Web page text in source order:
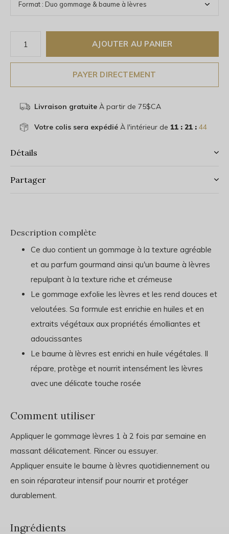
AJOUTER AU PANIER
PAYER DIRECTEMENT
Livraison gratuiteÀ partir de 75$CA
Votre colis sera expédiéÀ l'intérieur de 11 : 21 : 44
Détails
Partager
Description complète
Ce duo contient un gommage à la texture agréable
et au parfum gourmand ainsi qu'un baume à lèvres
repulpant à la texture riche et crémeuse
Le gommage exfolie les lèvres et les rend douces et
veloutées. Sa formule est enrichie en huiles et en
extraits végétaux aux propriétés émolliantes et
adoucissantes
Le baume à lèvres est enrichi en huile végétales. Il
répare, protège et nourrit intensément les lèvres
avec une délicate touche rosée
Comment utiliser
Appliquer le gommage lèvres 1 à 2 fois par semaine en
massant délicatement. Rincer ou essuyer.
Appliquer ensuite le baume à lèvres quotidiennement ou
en soin réparateur intensif pour nourrir et protéger
durablement.
Ingrédients